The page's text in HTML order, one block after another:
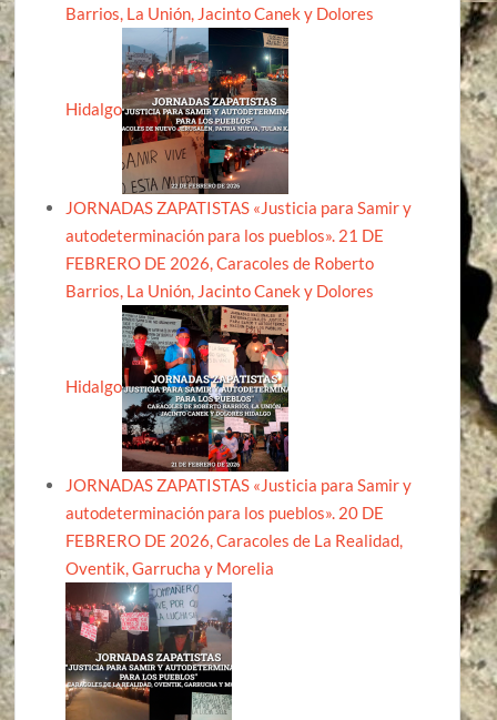
Barrios, La Unión, Jacinto Canek y Dolores
Hidalgo
JORNADAS ZAPATISTAS «Justicia para Samir y
autodeterminación para los pueblos». 21 DE
FEBRERO DE 2026, Caracoles de Roberto
Barrios, La Unión, Jacinto Canek y Dolores
Hidalgo
JORNADAS ZAPATISTAS «Justicia para Samir y
autodeterminación para los pueblos». 20 DE
FEBRERO DE 2026, Caracoles de La Realidad,
Oventik, Garrucha y Morelia